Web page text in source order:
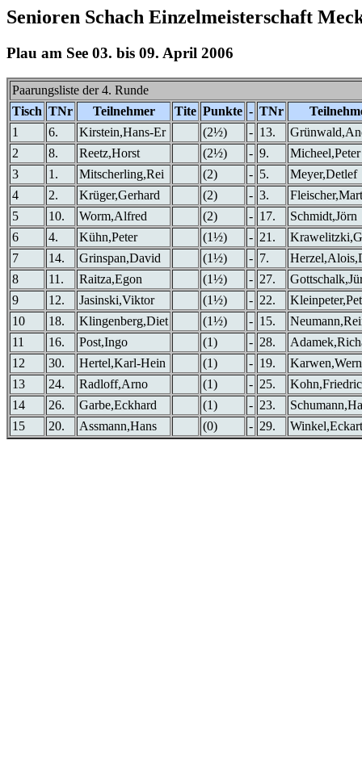
Senioren Schach Einzelmeisterschaft
Plau am See 03. bis 09. April 2006
Paarungsliste der 4. Runde
Tisch TNr Teilnehmer Tite Punkte - TNr
1
6. Kirstein,Hans-Er (2½) - 13.
2
8. Reetz,Horst (2½) - 9.
Micheel,Peter
3
1. Mitscherling,Rei (2) - 5.
Meyer,Detlef
4
2. Krüger,Gerhard (2) - 3.
5
10. Worm,Alfred (2) - 17.
Schmidt,Jörn
6
4. Kühn,Peter (1½) - 21.
7
14. Grinspan,David (1½) - 7.
8
11. Raitza,Egon (1½) - 27.
9
12. Jasinski,Viktor (1½) - 22.
10
18. Klingenberg,Diet (1½) - 15.
11
16. Post,Ingo (1) - 28.
12
30. Hertel,Karl-Hein (1) - 19.
13
24. Radloff,Arno (1) - 25.
14
26. Garbe,Eckhard (1) - 23.
15
20. Assmann,Hans (0) - 29. Winkel,Eckart